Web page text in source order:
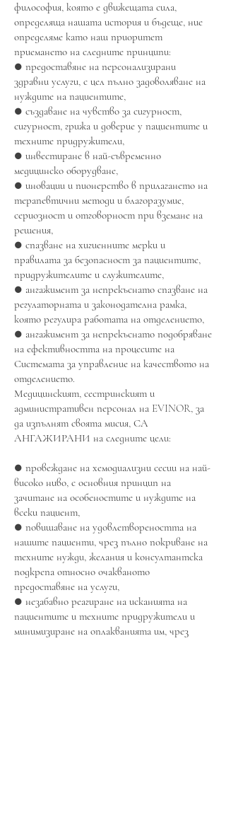
философия, която е движещата сила,
определяща нашата история и бъдеще, ние
определяме като наш приоритет
приемането на следните принципи:
● предоставяне на персонализирани
здравни услуги, с цел пълно задоволяване на
нуждите на пациентите,
● създаване на чувство за сигурност,
сигурност, грижа и доверие у пациентите и
техните придружители,
● инвестиране в най-съвременно
медицинско оборудване,
● иновации и пионерство в прилагането на
терапевтични методи и благоразумие,
сериозност и отговорност при вземане на
решения,
● спазване на хигиенните мерки и
правилата за безопасност за пациентите,
придружителите и служителите,
● ангажимент за непрекъснато спазване на
регулаторната и законодателна рамка,
която регулира работата на отделението,
● ангажимент за непрекъснато подобряване
на ефективността на процесите на
Системата за управление на качеството на
отделението.
Медицинският, сестринският и
административен персонал на EVINOR, за
да изпълнят своята мисия, СА
АНГАЖИРАНИ на следните цели:
● провеждане на хемодиализни сесии на най-
високо ниво, с основния принцип на
зачитане на особеностите и нуждите на
всеки пациент,
● повишаване на удовлетвореността на
нашите пациенти, чрез пълно покриване на
техните нужди, желания и консултантска
подкрепа относно очакваното
предоставяне на услуги,
● незабавно реагиране на исканията на
пациентите и техните придружители и
минимизиране на оплакванията им, чрез